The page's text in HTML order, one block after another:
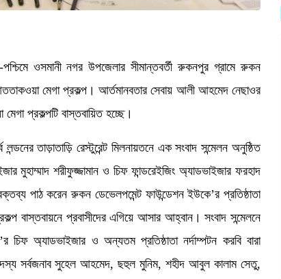
ওসমানী নগর উপজেলার সীমান্তবর্তী রুকনপুর গ্রামে রুকন
মেগা প্রকল্প। আর্তমানবতার সেবায় আলী আহমেদ নেছাওর
প্রকল্পটি বাস্তবায়িত হচ্ছে।
তাড়াতাড়ি রেস্টুরেন্ট মিলনায়তনে এক সংবাদ সন্মেলন অনুষ্ঠিত
মুহাম্মাদ শরীফুজ্জামান ও চিফ ফান্ডরেইজিং অ্যাডভাইজার ফরহাদ
পাঠ করেন রুকন ডেভেলপমেন্ট ফাউন্ডেশন ইউকে’র প্রতিষ্ঠাতা
বাস্তবায়নে প্রবাসীদের এগিয়ে আসার আহ্বান। সংবাদ সন্মেলনে
অ্যাডভাইজার ও অন্যতম প্রতিষ্ঠাতা নর্দাম্পটন করবি বারা
সদস্য সর্বজনাব সুহেল আহমেদ, ছহুল মুনিম, শহীদ আবুল কালাম সেতু,